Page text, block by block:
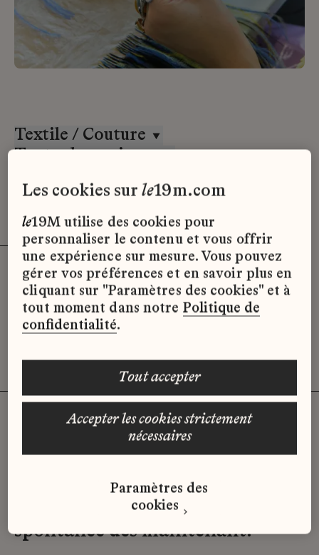
Textile / Couture
Toutes les maisons
Désolé, il semble qu’il n’y ait pas
d’offres d’emploi disponibles pour le
moment.
Vous n'avez pas trouvé d'offre
qui correspond à votre profil ?
Envoyez-nous votre candidature
spontanée dès maintenant.
les cookies surle19m.com
le19M utilise des cookies pour
personnaliser le contenu et vous offrir
une expérience sur mesure. Vous pouvez
gérer vos préférences et en savoir plus en
cliquant sur "Paramètres des cookies" et à
tout moment dans notre Politique de
confidentialité.
accepter les cookies strictement
nécessaires
tout accepter
Paramètres des
cookies